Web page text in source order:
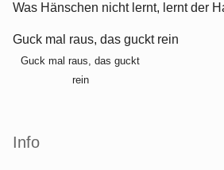
Was Hänschen nicht lernt, lernt der
Guck mal raus, das guckt rein
Guck mal raus, das guckt
rein
Info